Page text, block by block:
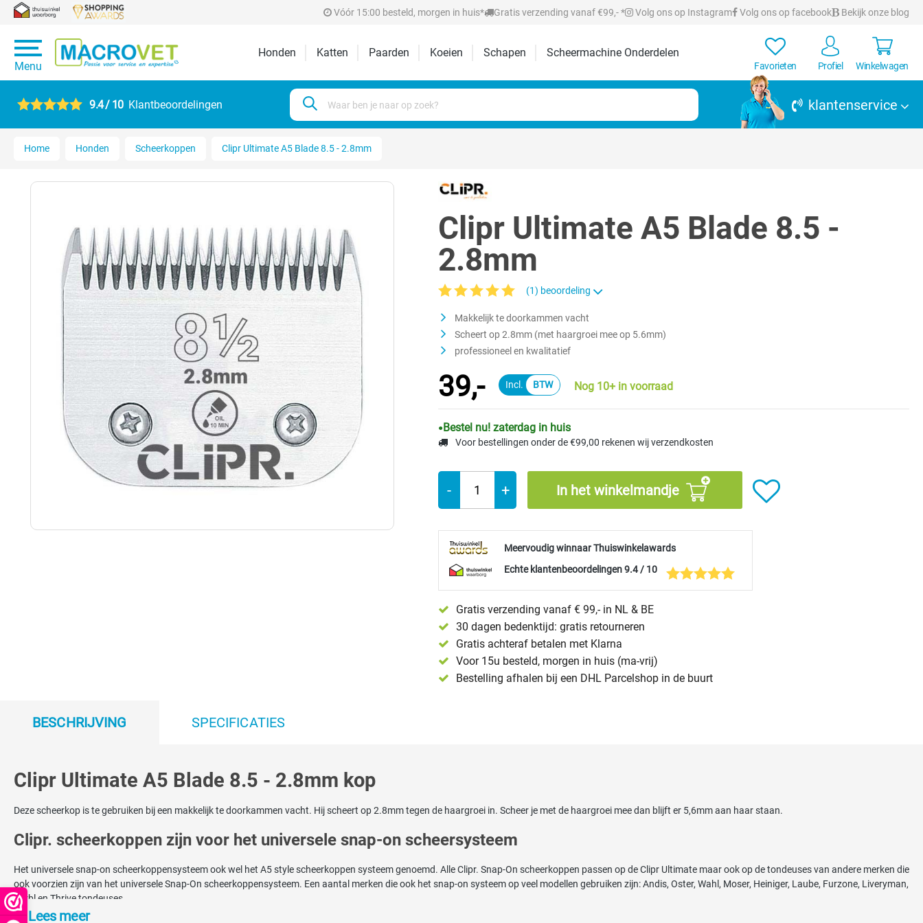
Vóór 15:00 besteld, morgen in huis* Gratis verzending vanaf €99,- * Volg ons op Instagram Volg ons op facebook Bekijk onze blog
Menu
Honden Katten Paarden Koeien Schapen Scheermachine Onderdelen
Favorieten Profiel Winkelwagen
9.4 / 10 Klantbeoordelingen klantenservice
Home Honden Scheerkoppen Clipr Ultimate A5 Blade 8.5 - 2.8mm
Clipr Ultimate A5 Blade 8.5 -
2.8mm
(1) beoordeling
Makkelijk te doorkammen vacht
Scheert op 2.8mm (met haargroei mee op 5.6mm)
professioneel en kwalitatief
39,- Nog 10+ in voorraad
Bestel nu! zaterdag in huis
Voor bestellingen onder de €99,00 rekenen wij verzendkosten
- + In het winkelmandje
Meervoudig winnaar Thuiswinkelawards
Echte klantenbeoordelingen 9.4 / 10
Gratis verzending vanaf € 99,- in NL & BE
30 dagen bedenktijd: gratis retourneren
Gratis achteraf betalen met Klarna
Voor 15u besteld, morgen in huis (ma-vrij)
Bestelling afhalen bij een DHL Parcelshop in de buurt
BESCHRIJVING SPECIFICATIES
Clipr Ultimate A5 Blade 8.5 - 2.8mm kop
Deze scheerkop is te gebruiken bij een makkelijk te doorkammen vacht. Hij scheert op 2.8mm tegen de haargroei in. Scheer je met de haargroei mee dan blijft er 5,6mm aan haar staan.
Clipr. scheerkoppen zijn voor het universele snap-on scheersysteem
Het universele snap-on scheerkoppensysteem ook wel het A5 style scheerkoppen systeem genoemd. Alle Clipr. Snap-On scheerkoppen passen op de Clipr Ultimate maar ook op de tondeuses van andere merken die
ook voorzien zijn van het universele Snap-On scheerkoppensysteem. Een aantal merken die ook het snap-on systeem op veel modellen gebruiken zijn: Andis, Oster, Wahl, Moser, Heiniger, Laube, Furzone, Liveryman,
Kerbl en Thrive tondeuses.
Lees meer